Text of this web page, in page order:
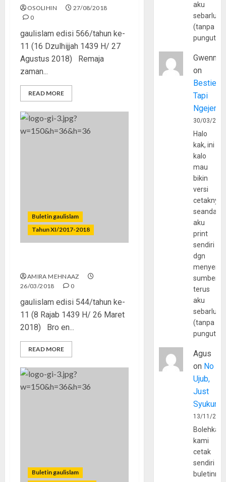
OSOLIHIN
27/08/2018
0
gaulislam edisi 566/tahun ke-
11 (16 Dzulhijjah 1439 H/ 27
Agustus 2018) Remaja
zaman...
READ MORE
Buletin gaulislam
Tahun XI/2017-2018
AMIRA MEHNAAZ
26/03/2018
0
gaulislam edisi 544/tahun ke-
11 (8 Rajab 1439 H/ 26 Maret
2018) Bro en...
READ MORE
Buletin gaulislam
aku
(tanpa
Gwenny
on
Bestie
Tapi
30/03/
Halo
kak, ini
kalo
mau
bikin
versi
cetaknya
aku
print
sendiri
dgn
sumber
terus
aku
(tanpa
Agus
on No
Ujub,
Just
Syukur
13/11/
Bolehkah
kami
cetak
sendiri